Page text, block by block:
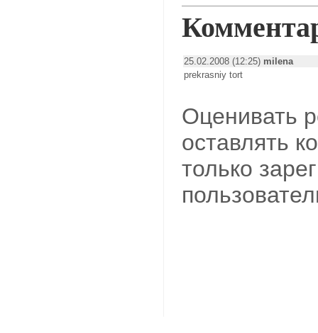
25.02.2008 (12:25) milena
prekrasniy tort
Оценивать
оставлять
только